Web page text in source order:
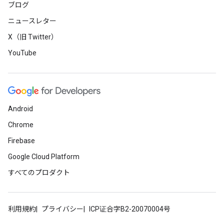
ブログ
ニュースレター
X（旧 Twitter）
YouTube
Android
Chrome
Firebase
Google Cloud Platform
すべてのプロダクト
利用規約 プライバシー
ICP证合字B2-20070004号